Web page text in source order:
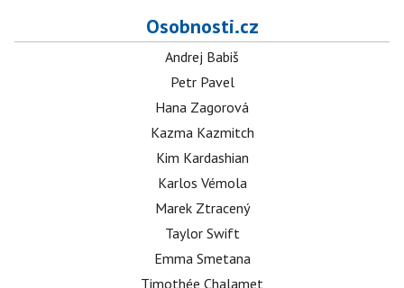
Osobnosti.cz
Andrej Babiš
Petr Pavel
Hana Zagorová
Kazma Kazmitch
Kim Kardashian
Karlos Vémola
Marek Ztracený
Taylor Swift
Emma Smetana
Timothée Chalamet